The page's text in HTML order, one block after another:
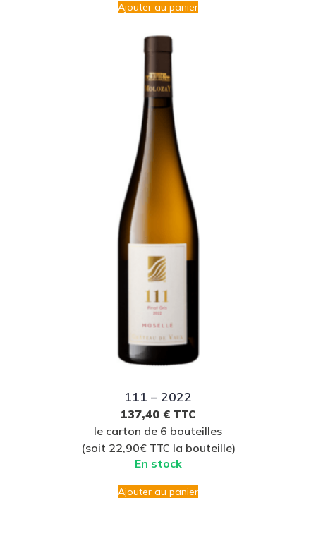
Ajouter au panier
111 – 2022
137,40 € TTC
le carton de 6 bouteilles
(soit 22,90€ TTC la bouteille)
En stock
Ajouter au panier